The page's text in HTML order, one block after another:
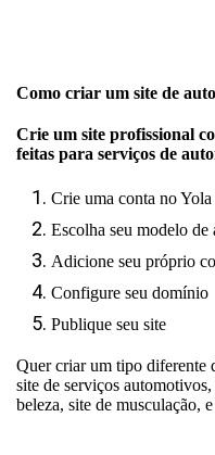
Como criar um site de
Crie um site profissional
feitas para serviços de
Crie uma conta no Yola
Escolha seu modelo de
Adicione seu próprio
Configure seu domínio
Publique seu site
Quer criar um tipo diferente
site de serviços automotivos,
beleza, site de musculação, e